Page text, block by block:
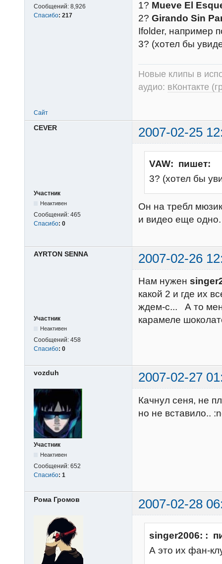
Сообщений: 8,926
Спасибо: 217
1? Mueve El
2? Girando Sin
Ifolder, например
3? (хотел бы
Новые клипы в
аудио: вКонтакте
Сайт
CEVER 2007-02-25
Участник
Неактивен
Сообщений: 465
Спасибо: 0
VAW: пишет:
3? (хотел бы
Он на требл
и видео еще одно.
AYRTON SENNA 2007-02-26
Участник
Неактивен
Сообщений: 458
Спасибо: 0
Нам нужен
какой 2 и где их
ждем-с... А то
карамеле
vozduh 2007-02-27
Участник
Неактивен
Сообщений: 652
Спасибо: 1
Качнул сеня, не
но не вставило..
Рома Громов 2007-02-28
singer2006: :
А это их фан-